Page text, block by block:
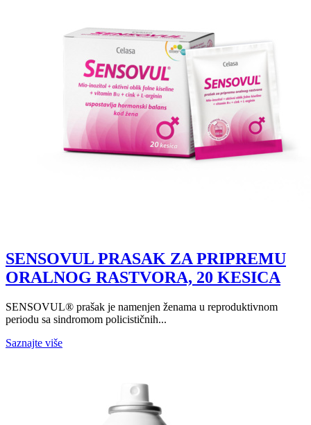
SENSOVUL PRASAK ZA PRIPREMU
ORALNOG RASTVORA, 20 KESICA
SENSOVUL® prašak je namenjen ženama u reproduktivnom
periodu sa sindromom policističnih...
Saznajte više